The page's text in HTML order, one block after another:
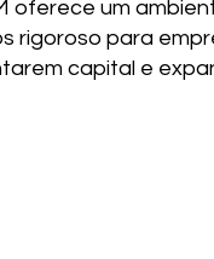
oferece um
rigoroso para
capital e